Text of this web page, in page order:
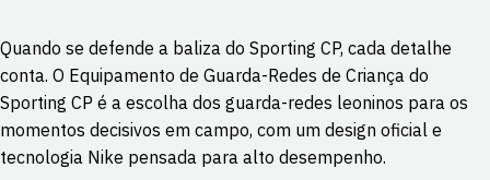
Quando se defende a baliza do Sporting CP, cada detalhe
conta. O Equipamento de Guarda-Redes de Criança do
Sporting CP é a escolha dos guarda-redes leoninos para os
momentos decisivos em campo, com um design oficial e
tecnologia Nike pensada para alto desempenho.